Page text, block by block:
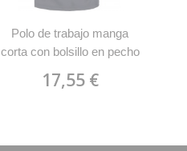
Polo de trabajo manga
corta con bolsillo en pecho
17,55 €